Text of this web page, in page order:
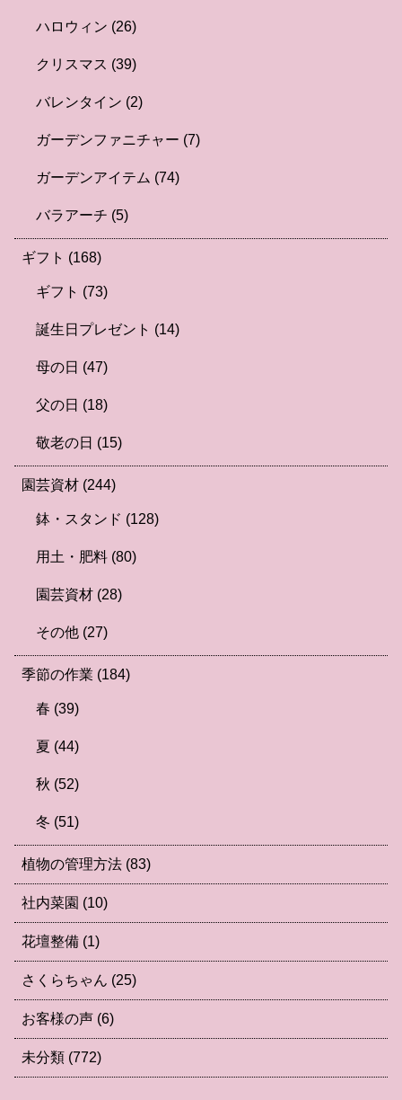
ハロウィン (26)
クリスマス (39)
バレンタイン (2)
ガーデンファニチャー (7)
ガーデンアイテム (74)
バラアーチ (5)
ギフト (168)
ギフト (73)
誕生日プレゼント (14)
母の日 (47)
父の日 (18)
敬老の日 (15)
園芸資材 (244)
鉢・スタンド (128)
用土・肥料 (80)
園芸資材 (28)
その他 (27)
季節の作業 (184)
春 (39)
夏 (44)
秋 (52)
冬 (51)
植物の管理方法 (83)
社内菜園 (10)
花壇整備 (1)
さくらちゃん (25)
お客様の声 (6)
未分類 (772)